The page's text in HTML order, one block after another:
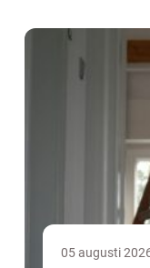
egentligen?...
05 augusti